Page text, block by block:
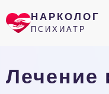
НАРКОЛОГ
ПСИХИАТР
Лечение